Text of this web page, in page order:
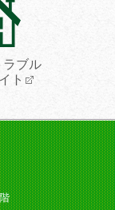
ラブル
ト